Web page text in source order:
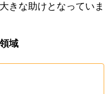
きな助けとなっていま
域